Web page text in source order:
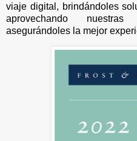
viaje digital, brindándoles
aprovechando
asegurándoles la mejor